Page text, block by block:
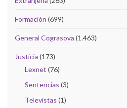
Formación (699)
General Cograsova (1.463)
Justicia (173)
Lexnet (76)
Sentencias (3)
Televistas (1)